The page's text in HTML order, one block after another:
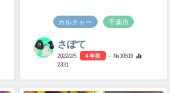
カルチャー 千葉市
さぽて
2022/2/5 4 年前
- №10519
2331